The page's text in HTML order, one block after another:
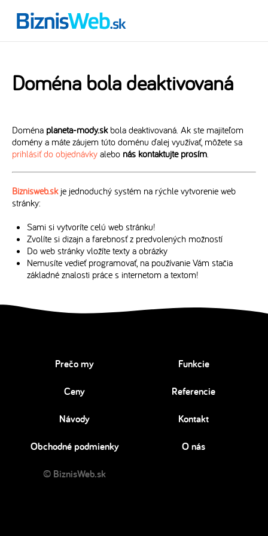
Doména bola deaktivovaná
Doména planeta-mody.skbola deaktivovaná. Ak ste majiteľom
domény a máte záujem túto doménu ďalej využívať, môžete sa
prihlásiť do objednávky alebo nás kontaktujte prosím.
Biznisweb.skje jednoduchý systém na rýchle vytvorenie web
stránky:
Sami si vytvoríte celú web stránku!
Zvolíte si dizajn a farebnosť z predvolených možností
Do web stránky vložíte texty a obrázky
Nemusíte vedieť programovať, na používanie Vám stačia
základné znalosti práce s internetom a textom!
Prečo my Funkcie
Ceny Referencie
Návody Kontakt
Obchodné podmienky O nás
© BiznisWeb.sk